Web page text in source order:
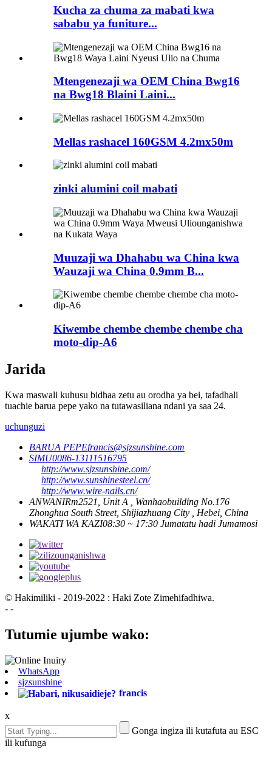
Kucha za chuma za mabati kwa
sababu ya funiture...
Mtengenezaji wa OEM China Bwg16
na Bwg18 Blaini Laini...
Mellas rashacel 160GSM 4.2mx50m
zinki alumini coil mabati
Muuzaji wa Dhahabu wa China kwa
Wauzaji wa China 0.9mm B...
Kiwembe chembe chembe chembe cha
moto-dip-A6
Jarida
Kwa maswali kuhusu bidhaa zetu au orodha ya bei, tafadhali
tuachie barua pepe yako na tutawasiliana ndani ya saa 24.
uchunguzi
BARUA PEPEfrancis@sjzsunshine.com
SIMU0086-13111516795
http://www.sjzsunshine.com/
http://www.sunshinesteel.cn/
http://www.wire-nails.cn/
ANWANIRm2521, Unit A , Wanhaobuilding No.176
Zhonghua South Street, Shijiazhuang City , Hebei, China
WAKATI WA KAZI08:30 ~ 17:30 Jumatatu hadi Jumamosi
© Hakimiliki - 2019-2022 : Haki Zote Zimehifadhiwa.
- -
Tutumie ujumbe wako:
WhatsApp
sjzsunshine
francis
x
Gonga ingiza ili kutafuta au ESC
ili kufunga